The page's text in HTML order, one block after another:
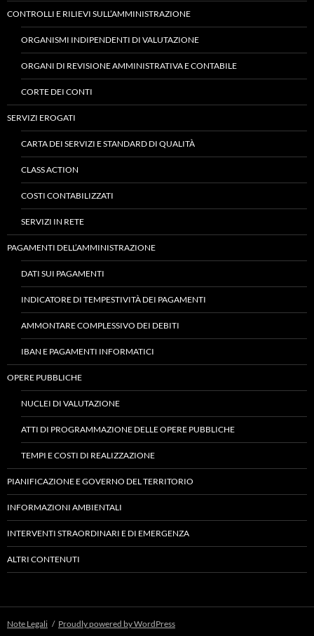
CONTROLLI E RILIEVI SULL’AMMINISTRAZIONE
ORGANISMI INDIPENDENTI DI VALUTAZIONE
ORGANI DI REVISIONE AMMINISTRATIVA E CONTABILE
CORTE DEI CONTI
SERVIZI EROGATI
CARTA DEI SERVIZI E STANDARD DI QUALITÀ
CLASS ACTION
COSTI CONTABILIZZATI
SERVIZI IN RETE
PAGAMENTI DELL’AMMINISTRAZIONE
DATI SUI PAGAMENTI
INDICATORE DI TEMPESTIVITÀ DEI PAGAMENTI
AMMONTARE COMPLESSIVO DEI DEBITI
IBAN E PAGAMENTI INFORMATICI
OPERE PUBBLICHE
NUCLEI DI VALUTAZIONE
ATTI DI PROGRAMMAZIONE DELLE OPERE PUBBLICHE
TEMPI E COSTI DI REALIZZAZIONE
PIANIFICAZIONE E GOVERNO DEL TERRITORIO
INFORMAZIONI AMBIENTALI
INTERVENTI STRAORDINARI E DI EMERGENZA
ALTRI CONTENUTI
Note Legali Proudly powered by WordPress